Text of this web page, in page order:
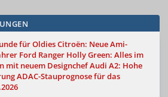
für OldiesCitroën: Neue Ami-
Ford Ranger Holly Green: Alles im
mit neuem DesignchefAudi A2: Hohe
ADAC-Stauprognose für das